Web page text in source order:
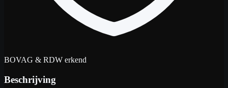
BOVAG & RDW erkend
Beschrijving